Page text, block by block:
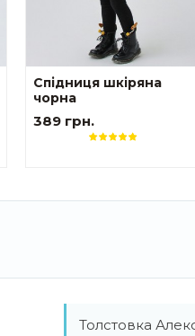
Спідниця шкіряна
чорна
389 грн.
Толстовка